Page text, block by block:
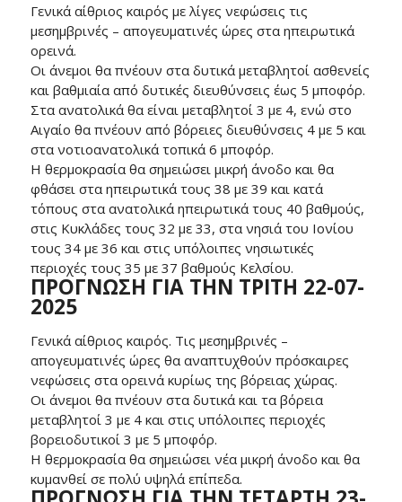
Γενικά αίθριος καιρός με λίγες νεφώσεις τις
μεσημβρινές – απογευματινές ώρες στα ηπειρωτικά
ορεινά.
Οι άνεμοι θα πνέουν στα δυτικά μεταβλητοί ασθενείς
και βαθμιαία από δυτικές διευθύνσεις έως 5 μποφόρ.
Στα ανατολικά θα είναι μεταβλητοί 3 με 4, ενώ στο
Αιγαίο θα πνέουν από βόρειες διευθύνσεις 4 με 5 και
στα νοτιοανατολικά τοπικά 6 μποφόρ.
Η θερμοκρασία θα σημειώσει μικρή άνοδο και θα
φθάσει στα ηπειρωτικά τους 38 με 39 και κατά
τόπους στα ανατολικά ηπειρωτικά τους 40 βαθμούς,
στις Κυκλάδες τους 32 με 33, στα νησιά του Ιονίου
τους 34 με 36 και στις υπόλοιπες νησιωτικές
περιοχές τους 35 με 37 βαθμούς Κελσίου.
ΠΡΟΓΝΩΣΗ ΓΙΑ ΤHΝ ΤΡΙΤΗ 22-07-
2025
Γενικά αίθριος καιρός. Τις μεσημβρινές –
απογευματινές ώρες θα αναπτυχθούν πρόσκαιρες
νεφώσεις στα ορεινά κυρίως της βόρειας χώρας.
Οι άνεμοι θα πνέουν στα δυτικά και τα βόρεια
μεταβλητοί 3 με 4 και στις υπόλοιπες περιοχές
βορειοδυτικοί 3 με 5 μποφόρ.
Η θερμοκρασία θα σημειώσει νέα μικρή άνοδο και θα
κυμανθεί σε πολύ υψηλά επίπεδα.